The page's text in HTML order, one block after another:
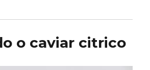
o caviar citrico